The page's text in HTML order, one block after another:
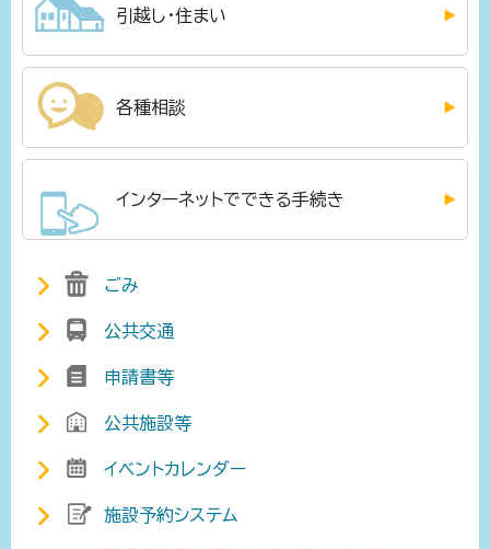
引越し・住まい
各種相談
インターネットでできる手続き
ごみ
公共交通
申請書等
公共施設等
イベントカレンダー
施設予約システム